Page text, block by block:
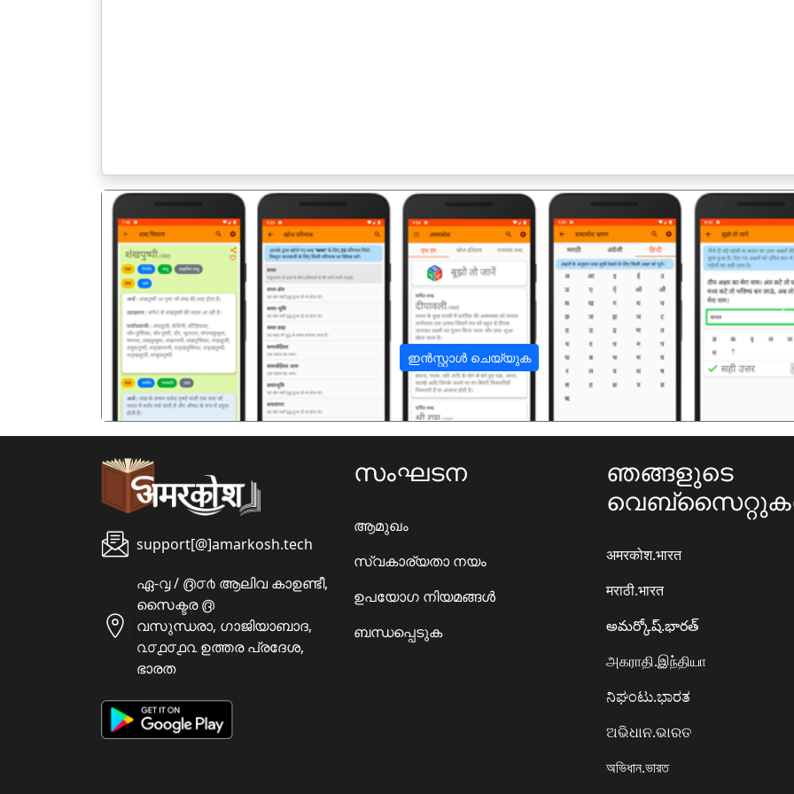
ഇൻസ്റ്റാൾ ചെയ്യുക
पिछला
support[@]amarkosh.tech
ഏ-൮ / ൫൦൪ ആലിവ കാഉണ്ടീ,
സൈക്ടര ൫
വസുന്ധരാ, ഗാജിയാബാദ,
൨൦൧൦൧൨ ഉത്തര പ്രദേശ,
ഭാരത
സംഘടന
ആമുഖം
സ്വകാര്യതാ നയം
ഉപയോഗ നിയമങ്ങൾ
ബന്ധപ്പെടുക
ഞങ്ങളുടെ
अमरकोश.भारत
मराठी.भारत
అమర్కోష్.భారత్
அகராதி.இந்தியா
ನಿಘಂಟು.ಭಾರತ
ଅଭିଧାନ.ଭାରତ
অভিধান.ভারত